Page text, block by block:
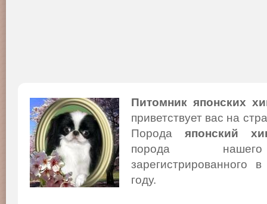
Питомник японских
приветствует вас на
Порода японский
порода
году.